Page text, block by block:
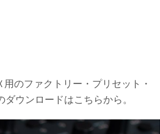
用のファクトリー・プリセット・
ウンロードはこちらから。